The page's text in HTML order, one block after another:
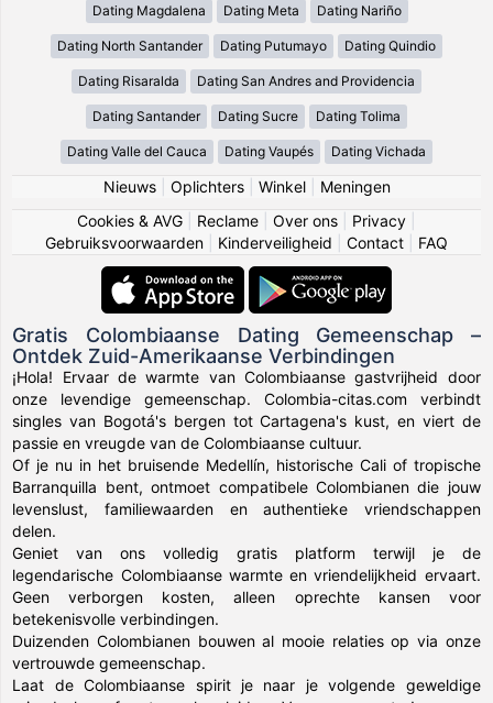
Dating Magdalena Dating Meta Dating Nariño
Dating North Santander Dating Putumayo Dating Quindio
Dating Risaralda Dating San Andres and Providencia
Dating Santander Dating Sucre Dating Tolima
Dating Valle del Cauca Dating Vaupés Dating Vichada
Nieuws| Oplichters| Winkel| Meningen
Cookies & AVG
Reclame Over ons Privacy
Gebruiksvoorwaarden
Kinderveiligheid Contact FAQ
Gratis Colombiaanse Dating Gemeenschap –
Ontdek Zuid-Amerikaanse Verbindingen
¡Hola! Ervaar de warmte van Colombiaanse gastvrijheid door
onze levendige gemeenschap. Colombia-citas.com verbindt
singles van Bogotá's bergen tot Cartagena's kust, en viert de
passie en vreugde van de Colombiaanse cultuur.
Of je nu in het bruisende Medellín, historische Cali of tropische
Barranquilla bent, ontmoet compatibele Colombianen die jouw
levenslust, familiewaarden en authentieke vriendschappen
delen.
Geniet van ons volledig gratis platform terwijl je de
legendarische Colombiaanse warmte en vriendelijkheid ervaart.
Geen verborgen kosten, alleen oprechte kansen voor
betekenisvolle verbindingen.
Duizenden Colombianen bouwen al mooie relaties op via onze
vertrouwde gemeenschap.
Laat de Colombiaanse spirit je naar je volgende geweldige